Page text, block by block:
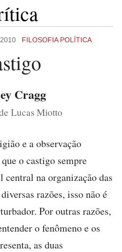
2010 FILOSOFIA POLÍTICA
Cragg
Lucas Miotto
e a observação
o castigo sempre
central na organização das
razões, isso não é
Por outras razões,
o fenômeno e os
as duas